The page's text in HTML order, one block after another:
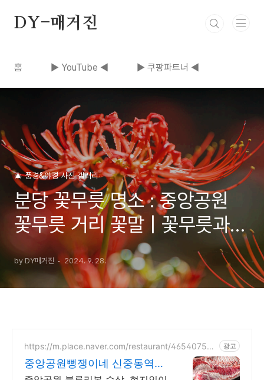
DY-매거진
홈 ▶ YouTube ◀ ▶ 쿠팡파트너 ◀
🎄 풍경&야경 사진 갤러리
분당 꽃무릇 명소 : 중앙공원
꽃무릇 거리 꽃말 | 꽃무릇과
상상화 차이점, 주차안내
by DY매거진 2024. 9. 28.
https://m.place.naver.com/restaurant/46540755
광고
중앙공원뻥쟁이네 신중동역점
전통 연탄초벌집 성지순례